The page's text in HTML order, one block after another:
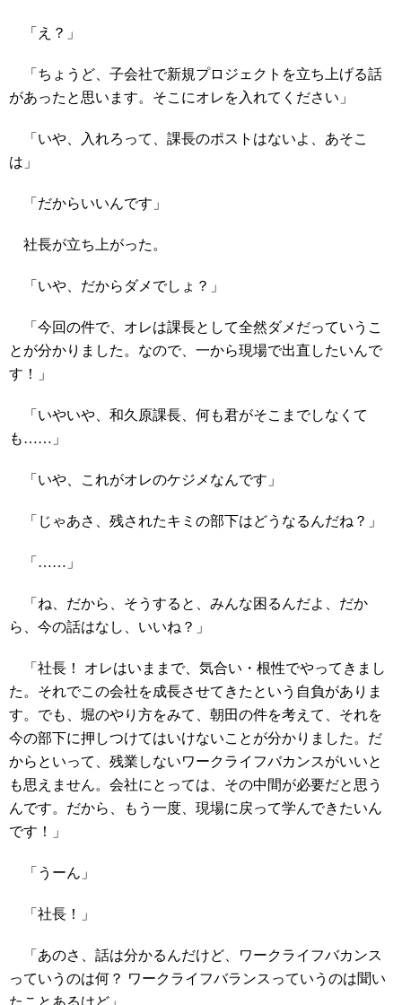
「え？」
「ちょうど、子会社で新規プロジェクトを立ち上げる話
があったと思います。そこにオレを入れてください」
「いや、入れろって、課長のポストはないよ、あそこ
は」
「だからいいんです」
社長が立ち上がった。
「いや、だからダメでしょ？」
「今回の件で、オレは課長として全然ダメだっていうこ
とが分かりました。なので、一から現場で出直したいんで
す！」
「いやいや、和久原課長、何も君がそこまでしなくて
も……」
「いや、これがオレのケジメなんです」
「じゃあさ、残されたキミの部下はどうなるんだね？」
「……」
「ね、だから、そうすると、みんな困るんだよ、だか
ら、今の話はなし、いいね？」
「社長！ オレはいままで、気合い・根性でやってきまし
た。それでこの会社を成長させてきたという自負がありま
す。でも、堀のやり方をみて、朝田の件を考えて、それを
今の部下に押しつけてはいけないことが分かりました。だ
からといって、残業しないワークライフバカンスがいいと
も思えません。会社にとっては、その中間が必要だと思う
んです。だから、もう一度、現場に戻って学んできたいん
です！」
「うーん」
「社長！」
「あのさ、話は分かるんだけど、ワークライフバカンス
っていうのは何？ ワークライフバランスっていうのは聞い
たことあるけど」